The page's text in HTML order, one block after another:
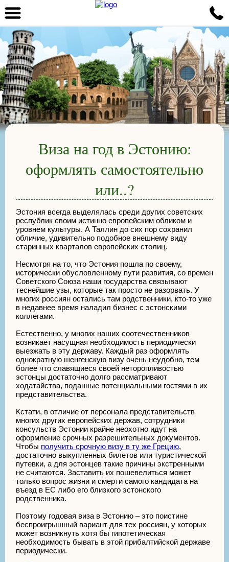
Виза на год в Эстонию:
оформлять самостоятельно
или..?
Эстония всегда выделялась среди других советских
республик своим истинно европейским обликом и
уровнем культуры. А Таллин до сих пор сохранил
обличие, удивительно подобное внешнему виду
старинных кварталов европейских столиц.
Несмотря на то, что Эстония пошла по своему,
исторически обусловленному пути развития, со времен
Советского Союза наши государства связывают
теснейшие узы, которые так просто не разорвать. У
многих россиян остались там родственники, кто-то уже
в недавнее время наладил бизнес с эстонскими
коллегами.
Естественно, у многих наших соотечественников
возникает насущная необходимость периодически
выезжать в эту державу. Каждый раз оформлять
однократную шенгенскую визу очень неудобно, тем
более что славящиеся своей неторопливостью
эстонцы достаточно долго рассматривают
ходатайства, поданные потенциальными гостями в их
представительства.
Кстати, в отличие от персонала представительств
многих других европейских держав, сотрудники
консульств Эстонии крайне неохотно идут на
оформление срочных разрешительных документов.
Чтобы получить срочную визу в ту же Грецию,
достаточно выкупленных билетов или туристической
путевки, а для эстонцев такие причины экстренными
не считаются. Заставить их пошевелиться может
только вопрос жизни и смерти самого кандидата на
въезд в ЕС либо его близкого эстонского
родственника.
Поэтому годовая виза в Эстонию – это поистине
беспроигрышный вариант для тех россиян, у которых
может возникнуть хотя бы гипотетическая
необходимость бывать в этой прибалтийской державе
периодически.